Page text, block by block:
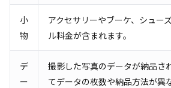
小
物
アクセサリーやブーケ、シュー
ル料金が含まれます。
デ
ー
撮影した写真のデータが納品さ
てデータの枚数や納品方法が異